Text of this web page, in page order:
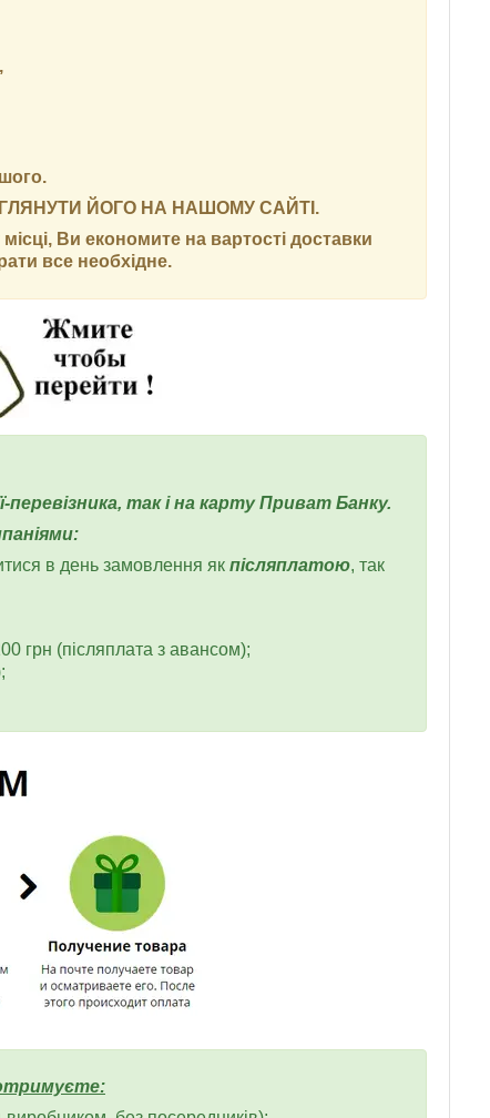
ЙОГО НА НАШОМУ САЙТІ.
Ви економите на вартості доставки
все необхідне.
так і на карту Приват Банку.
в день замовлення як післяплатою, так
грн (післяплата з авансом);